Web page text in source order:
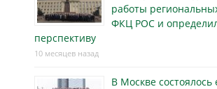
работы
ФКЦ РОС и
перспективу
10 месяцев назад
В Москве состоялось